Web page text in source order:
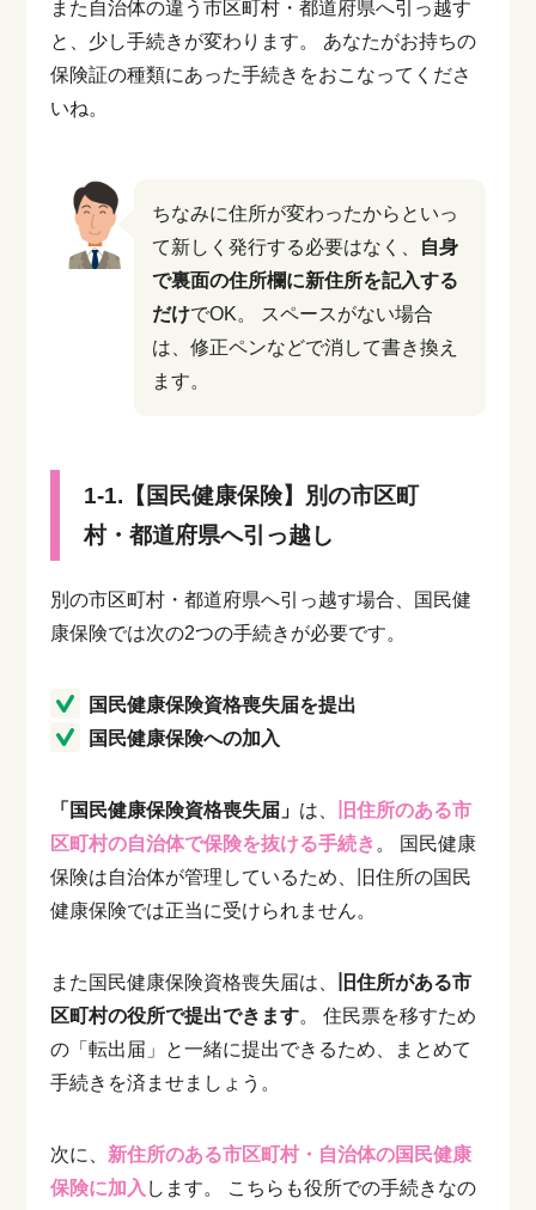
また自治体の違う市区町村・都道府県へ引っ越す
と、少し手続きが変わります。
あなたがお持ちの
保険証の種類にあった手続きをおこなってくださ
いね。
ちなみに住所が変わったからといっ
て新しく発行する必要はなく、 自身
で裏面の住所欄に新住所を記入する
だけでOK。
スペースがない場合
は、修正ペンなどで消して書き換え
ます。
1-1.【国民健康保険】別の市区町
村・都道府県へ引っ越し
別の市区町村・都道府県へ引っ越す場合、国民健
康保険では次の2つの手続きが必要です。
国民健康保険資格喪失届を提出
国民健康保険への加入
「国民健康保険資格喪失届」 は、
旧住所のある市
区町村の自治体で保険を抜ける手続き 。
国民健康
保険は自治体が管理しているため、旧住所の国民
健康保険では正当に受けられません。
また国民健康保険資格喪失届は、
旧住所がある市
区町村の役所で提出できます。
住民票を移すため
の「転出届」と一緒に提出できるため、まとめて
手続きを済ませましょう。
次に、 新住所のある市区町村・自治体の国民健康
保険に加入 します。
こちらも役所での手続きなの